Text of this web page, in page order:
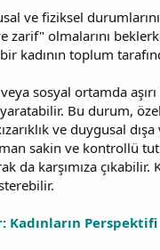
ve fiziksel
zarif" olmalarını
bir kadının toplum
sosyal ortamda
Bu durum,
ve duygusal
sakin ve kontrollü
da karşımıza
Kadınların Perspektifi